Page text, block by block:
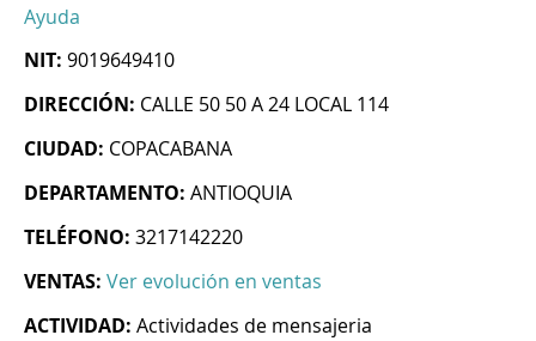
Ayuda
NIT: 9019649410
DIRECCIÓN: CALLE 50 50 A 24 LOCAL 114
CIUDAD: COPACABANA
DEPARTAMENTO: ANTIOQUIA
TELÉFONO: 3217142220
VENTAS: Ver evolución en ventas
ACTIVIDAD: Actividades de mensajeria